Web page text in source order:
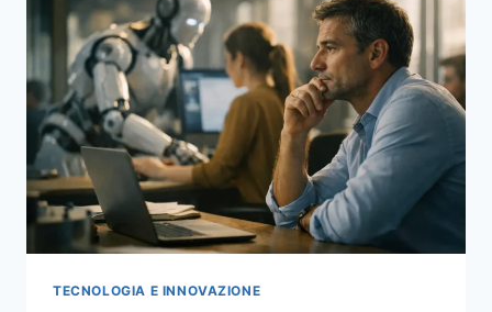
TECNOLOGIA E INNOVAZIONE